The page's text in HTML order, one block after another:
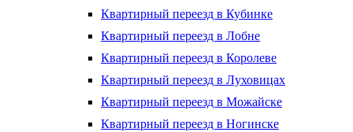
Квартирный переезд в Кубинке
Квартирный переезд в Лобне
Квартирный переезд в Королеве
Квартирный переезд в Луховицах
Квартирный переезд в Можайске
Квартирный переезд в Ногинске